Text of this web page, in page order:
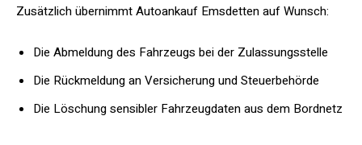
Zusätzlich übernimmt Autoankauf Emsdetten auf Wunsch:
Die Abmeldung des Fahrzeugs bei der Zulassungsstelle
Die Rückmeldung an Versicherung und Steuerbehörde
Die Löschung sensibler Fahrzeugdaten aus dem Bordnetz